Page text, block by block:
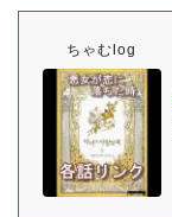
ちゃむlog